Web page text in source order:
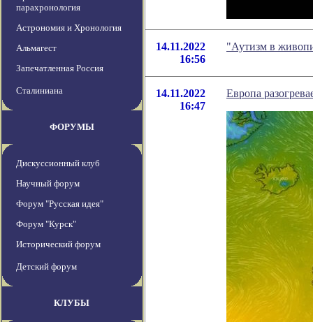
парахронология
Астрономия и Хронология
Альмагест
Запечатленная Россия
Сталиниана
ФОРУМЫ
Дискуссионный клуб
Научный форум
Форум "Русская идея"
Форум "Курск"
Исторический форум
Детский форум
КЛУБЫ
14.11.2022
16:56
"Аутизм в
14.11.2022
16:47
Европа